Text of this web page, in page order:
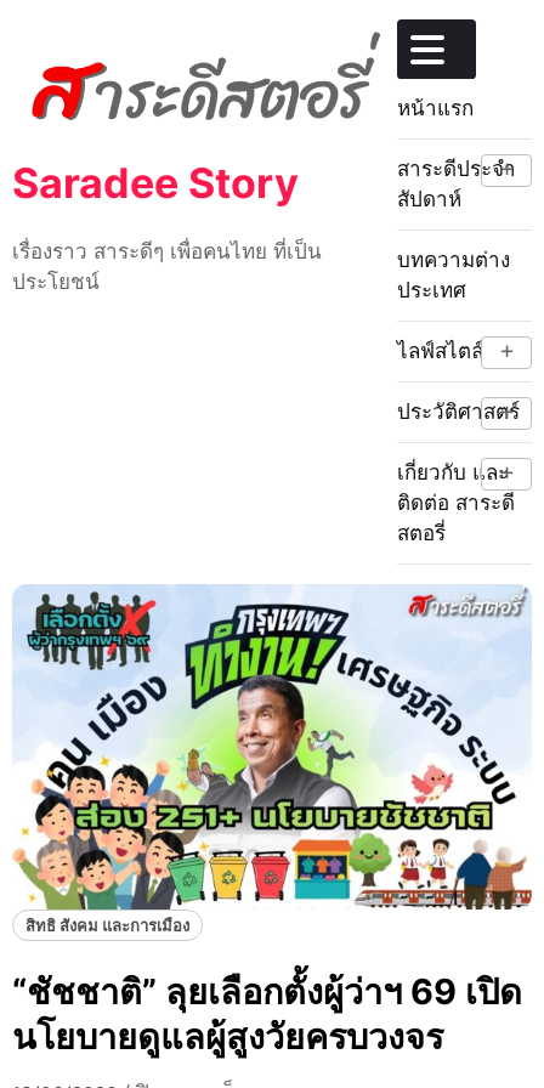
content
Saradee Story
เรื่องราว สาระดีๆ เพื่อคนไทย ที่เป็น
ประโยชน์
หน้าแรก
สาระดีประจำ
สัปดาห์
+
บทความต่าง
ประเทศ
ไลฟ์สไตล์ +
ประวัติศาสตร์
+
เกี่ยวกับ และ
ติดต่อ สาระดี
สตอรี่
+
สิทธิ สังคม และการเมือง
“ชัชชาติ” ลุยเลือกตั้งผู้ว่าฯ 69 เปิด
นโยบายดูแลผู้สูงวัยครบวงจร